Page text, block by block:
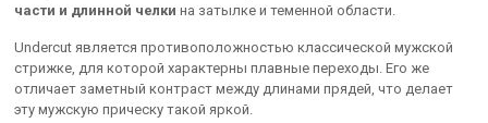
части и длинной челки на затылке и теменной области.
Undercut является противоположностью классической мужской
стрижке, для которой характерны плавные переходы. Его же
отличает заметный контраст между длинами прядей, что делает
эту мужскую прическу такой яркой.